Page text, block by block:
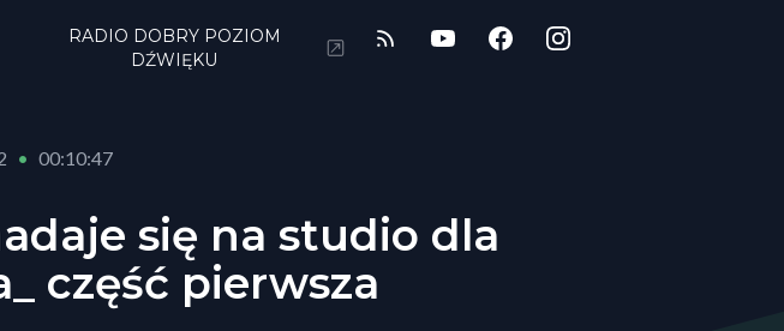
RADIO DOBRY POZIOM
DŹWIĘKU
• 00:10:47
się na studio dla
część pierwsza